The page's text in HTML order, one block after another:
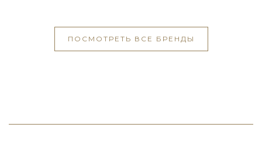
ПОСМОТРЕТЬ ВСЕ БРЕНДЫ